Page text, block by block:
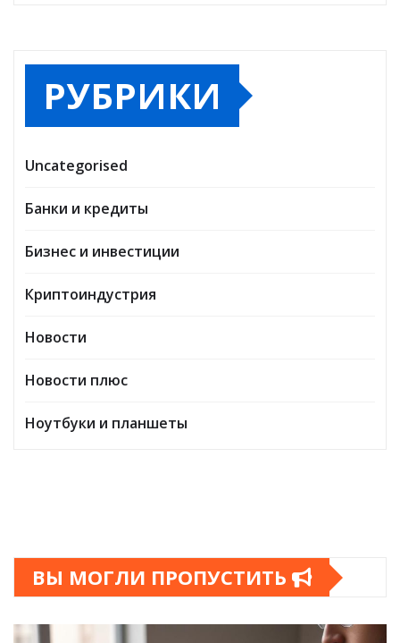
РУБРИКИ
Uncategorised
Банки и кредиты
Бизнес и инвестиции
Криптоиндустрия
Новости
Новости плюс
Ноутбуки и планшеты
ВЫ МОГЛИ ПРОПУСТИТЬ